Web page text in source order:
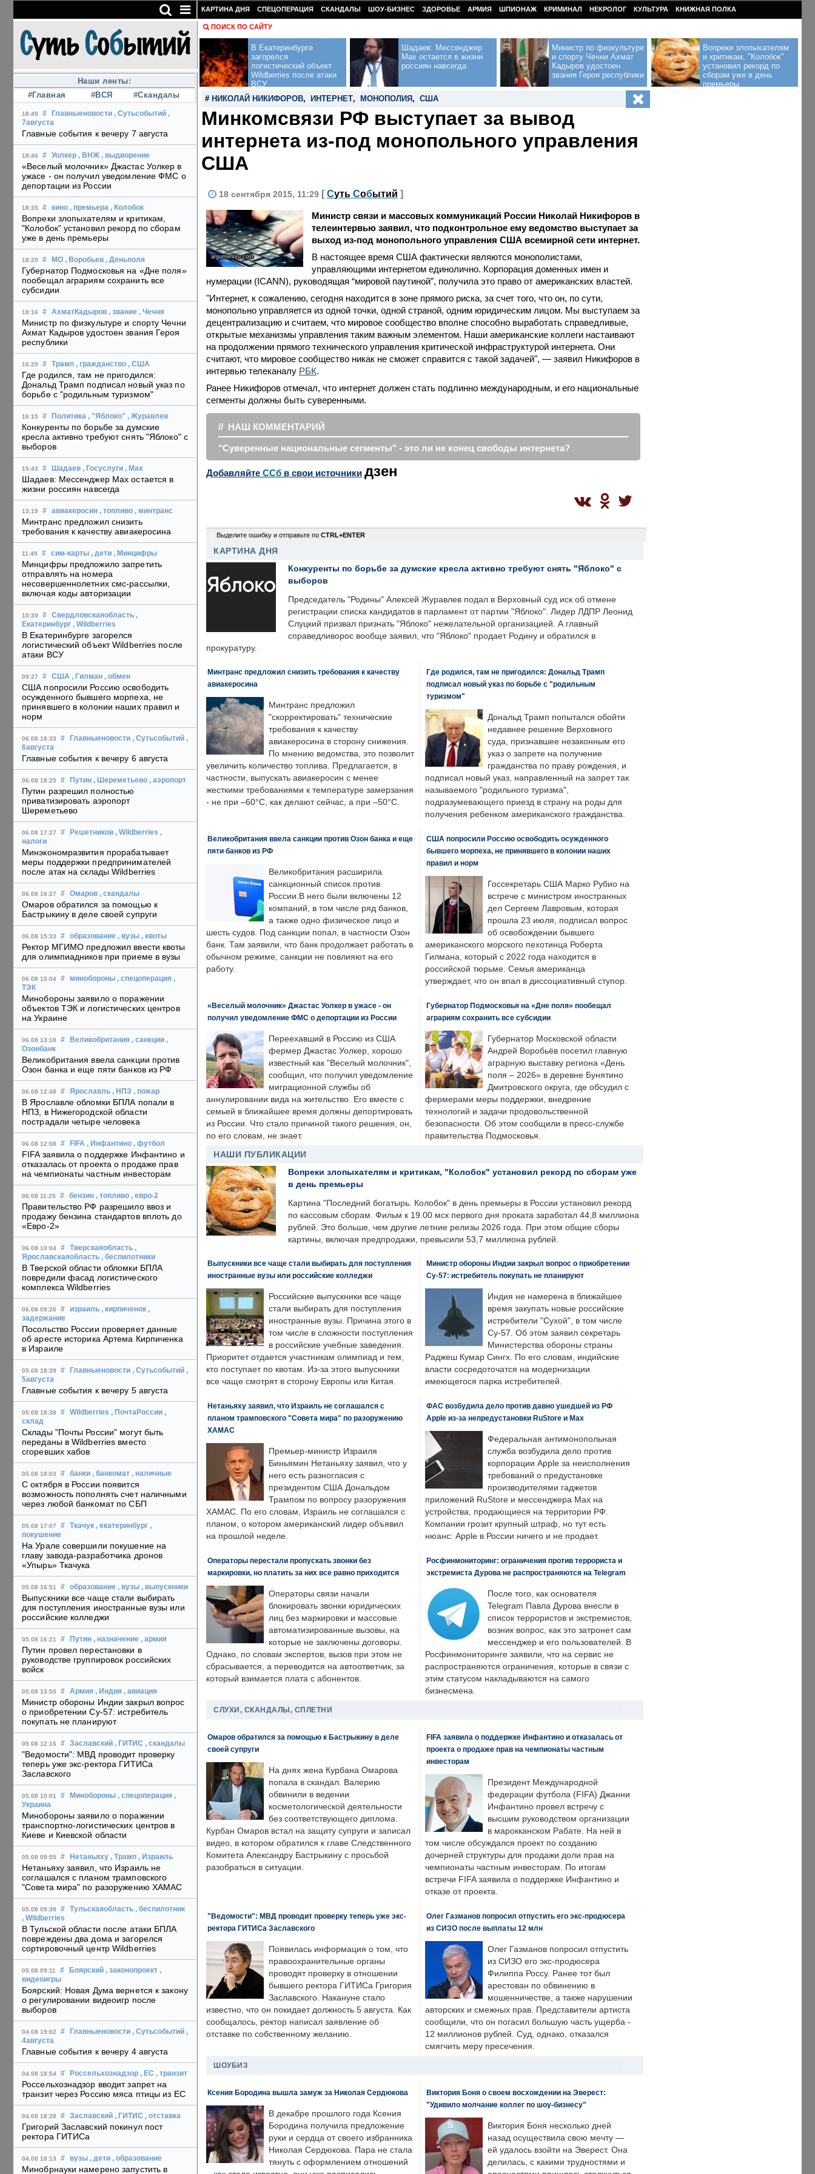
Наши ленты:
#Главная
#ВСЯ #Скандалы
18:49 # Главныеновости , Сутьсобытий ,
7августа
Главные события к вечеру 7 августа
18:46 # Уолкер , ВНЖ , выдворение
«Веселый молочник» Джастас Уолкер в
ужасе - он получил уведомление ФМС о
депортации из России
18:35 # кино , премьера , Колобок
Вопреки злопыхателям и критикам,
"Колобок" установил рекорд по сборам
уже в день премьеры
18:29 # МО , Воробьев , Деньполя
Губернатор Подмосковья на «Дне поля»
пообещал аграриям сохранить все
субсидии
18:16 # АхматКадыров , звание , Чечня
Министр по физкультуре и спорту Чечни
Ахмат Кадыров удостоен звания Героя
республики
16:29 # Трамп , гражданство , США
Где родился, там не пригодился:
Дональд Трамп подписал новый указ по
борьбе с "родильным туризмом"
16:15 # Политика , "Яблоко" , Журавлев
Конкуренты по борьбе за думские
кресла активно требуют снять "Яблоко" с
выборов
15:43 # Шадаев , Госуслуги , Max
Шадаев: Мессенджер Max остается в
жизни россиян навсегда
13:19 # авиакеросин , топливо , минтранс
Минтранс предложил снизить
требования к качеству авиакеросина
11:49 # сим-карты , дети , Минцифры
Минцифры предложило запретить
отправлять на номера
несовершеннолетних смс-рассылки,
включая коды авторизации
10:39 # Свердловскаяобласть ,
Екатеринбург , Wildberries
В Екатеринбурге загорелся
логистический объект Wildberries после
атаки ВСУ
09:27 # США , Гилман , обмен
США попросили Россию освободить
осужденного бывшего морпеха, не
принявшего в колонии наших правил и
норм
06.08 18:33 # Главныеновости , Сутьсобытий ,
6августа
Главные события к вечеру 6 августа
06.08 18:25 # Путин , Шереметьево , аэропорт
Путин разрешил полностью
приватизировать аэропорт
Шереметьево
06.08 17:27 # Решетников , Wildberries ,
налоги
Минэкономразвития прорабатывает
меры поддержки предпринимателей
после атак на склады Wildberries
06.08 16:27 # Омаров , скандалы
Омаров обратился за помощью к
Бастрыкину в деле своей супруги
06.08 15:33 # образование , вузы , квоты
Ректор МГИМО предложил ввести квоты
для олимпиадников при приеме в вузы
06.08 15:04 # минобороны , спецоперация ,
ТЭК
Минобороны заявило о поражении
объектов ТЭК и логистических центров
на Украине
06.08 13:18 # Великобритания , санкции ,
Озонбанк
Великобритания ввела санкции против
Озон банка и еще пяти банков из РФ
06.08 12:48 # Ярославль , НПЗ , пожар
В Ярославле обломки БПЛА попали в
НПЗ, в Нижегородской области
пострадали четыре человека
06.08 12:08 # FIFA , Инфантино , футбол
FIFA заявила о поддержке Инфантино и
отказалась от проекта о продаже прав
на чемпионаты частным инвесторам
06.08 11:25 # бензин , топливо , евро-2
Правительство РФ разрешило ввоз и
продажу бензина стандартов вплоть до
«Евро-2»
06.08 10:04 # Тверскаяобласть ,
Ярославскаяобласть , беспилотники
В Тверской области обломки БПЛА
повредили фасад логистического
комплекса Wildberries
06.08 09:26 # израиль , кирпиченок ,
задержание
Посольство России проверяет данные
об аресте историка Артема Кирпиченка
в Израиле
05.08 18:39 # Главныеновости , Сутьсобытий ,
5августа
Главные события к вечеру 5 августа
05.08 18:38 # Wildberries , ПочтаРоссии ,
склад
Склады "Почты России" могут быть
переданы в Wildberries вместо
сгоревших хабов
05.08 18:03 # банки , банкомат , наличные
С октября в России появится
возможность пополнять счет наличными
через любой банкомат по СБП
05.08 17:07 # Ткачук , екатеринбург ,
покушение
На Урале совершили покушение на
главу завода-разработчика дронов
«Упырь» Ткачука
05.08 16:51 # образование , вузы , выпускники
Выпускники все чаще стали выбирать
для поступления иностранные вузы или
российские колледжи
05.08 16:21 # Путин , назначение , армия
Путин провел перестановки в
руководстве группировок российских
войск
05.08 13:55 # Армия , Индия , авиация
Министр обороны Индии закрыл вопрос
о приобретении Су-57: истребитель
покупать не планируют
05.08 12:16 # Заславский , ГИТИС , скандалы
"Ведомости": МВД проводит проверку
теперь уже экс-ректора ГИТИСа
Заславского
05.08 10:01 # Минобороны , спецоперация ,
Украина
Минобороны заявило о поражении
транспортно-логистических центров в
Киеве и Киевской области
05.08 09:55 # Нетаньяху , Трамп , Израиль
Нетаньяху заявил, что Израиль не
соглашался с планом трамповского
"Совета мира" по разоружению ХАМАС
05.08 09:38 # Тульскаяобласть , беспилотник
, Wildberries
В Тульской области после атаки БПЛА
повреждены два дома и загорелся
сортировочный центр Wildberries
05.08 09:11 # Боярский , законопроект ,
видеоигры
Боярский: Новая Дума вернется к закону
о регулировании видеоигр после
выборов
04.08 19:02 # Главныеновости , Сутьсобытий ,
4августа
Главные события к вечеру 4 августа
04.08 18:54 # Россельхознадзор , ЕС , транзит
Россельхознадзор вводит запрет на
транзит через Россию мяса птицы из ЕС
04.08 18:28 # Заславский , ГИТИС , отставка
Григорий Заславский покинул пост
ректора ГИТИСа
04.08 18:13 # вузы , дети , образование
Минобрнауки намерено запустить в
КАРТИНА ДНЯ СПЕЦОПЕРАЦИЯ СКАНДАЛЫ ШОУ-БИЗНЕС ЗДОРОВЬЕ АРМИЯ ШПИОНАЖ КРИМИНАЛ НЕКРОЛОГ КУЛЬТУРА КНИЖНАЯ ПОЛКА
ПОИСК ПО САЙТУ
В Екатеринбурге
загорелся
логистический объект
Wildberries после атаки
ВСУ
Шадаев: Мессенджер
Max остается в жизни
россиян навсегда
Министр по физкультуре
и спорту Чечни Ахмат
Кадыров удостоен
звания Героя республики
Вопреки злопыхателям
и критикам, "Колобок"
установил рекорд по
сборам уже в день
премьеры
# НИКОЛАЙ НИКИФОРОВ, ИНТЕРНЕТ, МОНОПОЛИЯ , США
Минкомсвязи РФ выступает за вывод
интернета из-под монопольного управления
США
18 сентября 2015, 11:29 [ Суть Событий ]
argumentiru.com
Министр связи и массовых коммуникаций России Николай Никифоров в
телеинтервью заявил, что подконтрольное ему ведомство выступает за
выход из-под монопольного управления США всемирной сети интернет.
В настоящее время США фактически являются монополистами,
управляющими интернетом единолично. Корпорация доменных имен и
нумерации (ICANN), руководящая “мировой паутиной”, получила это право от американских властей.
"Интернет, к сожалению, сегодня находится в зоне прямого риска, за счет того, что он, по сути,
монопольно управляется из одной точки, одной страной, одним юридическим лицом. Мы выступаем за
децентрализацию и считаем, что мировое сообщество вполне способно выработать справедливые,
открытые механизмы управления таким важным элементом. Наши американские коллеги настаивают
на продолжении прямого технического управления критической инфраструктурой интернета. Они
считают, что мировое сообщество никак не сможет справится с такой задачей", — заявил Никифоров в
интервью телеканалу РБК.
Ранее Никифоров отмечал, что интернет должен стать подлинно международным, и его национальные
сегменты должны быть суверенными.
// НАШ КОММЕНТАРИЙ
"Суверенные национальные сегменты" - это ли не конец свободы интернета?
Добавляйте CСб в свои источники дзен
Выделите ошибку и отправьте по CTRL+ENTER
КАРТИНА ДНЯ
Конкуренты по борьбе за думские кресла активно требуют снять "Яблоко" с
выборов
Председатель "Родины" Алексей Журавлев подал в Верховный суд иск об отмене
регистрации списка кандидатов в парламент от партии "Яблоко". Лидер ЛДПР Леонид
Слуцкий призвал признать "Яблоко" нежелательной организацией. А главный
справедливорос вообще заявил, что "Яблоко" продает Родину и обратился в
прокуратуру.
Минтранс предложил снизить требования к качеству
авиакеросина
Минтранс предложил
"скорректировать" технические
требования к качеству
авиакеросина в сторону снижения.
По мнению ведомства, это позволит
увеличить количество топлива. Предлагается, в
частности, выпускать авиакеросин с менее
жесткими требованиями к температуре замерзания
- не при –60°C, как делают сейчас, а при –50°C.
Где родился, там не пригодился: Дональд Трамп
подписал новый указ по борьбе с "родильным
туризмом"
Дональд Трамп попытался обойти
недавнее решение Верховного
суда, признавшее незаконным его
указ о запрете на получение
гражданства по праву рождения, и
подписал новый указ, направленный на запрет так
называемого "родильного туризма",
подразумевающего приезд в страну на роды для
получения ребенком американского гражданства.
Великобритания ввела санкции против Озон банка и еще
пяти банков из РФ
Великобритания расширила
санкционный список против
России.В него были включены 12
компаний, в том числе ряд банков,
а также одно физическое лицо и
шесть судов. Под санкции попал, в частности Озон
банк. Там заявили, что банк продолжает работать в
обычном режиме, санкции не повлияют на его
работу.
США попросили Россию освободить осужденного
бывшего морпеха, не принявшего в колонии наших
правил и норм
Госсекретарь США Марко Рубио на
встрече с министром иностранных
дел Сергеем Лавровым, которая
прошла 23 июля, подписал вопрос
об освобождении бывшего
американского морского пехотинца Роберта
Гилмана, который с 2022 года находится в
российской тюрьме. Семья американца
утверждает, что он впал в диссоциативный ступор.
«Веселый молочник» Джастас Уолкер в ужасе - он
получил уведомление ФМС о депортации из России
Переехавший в Россию из США
фермер Джастас Уолкер, хорошо
известный как "Веселый молочник",
сообщил, что получил уведомление
миграционной службы об
аннулировании вида на жительство. Его вместе с
семьей в ближайшее время должны депортировать
из России. Что стало причиной такого решения, он,
по его словам, не знает.
Губернатор Подмосковья на «Дне поля» пообещал
аграриям сохранить все субсидии
Губернатор Московской области
Андрей Воробьёв посетил главную
аграрную выставку региона «День
поля – 2026» в деревне Бунятино
Дмитровского округа, где обсудил с
фермерами меры поддержки, внедрение
технологий и задачи продовольственной
безопасности. Об этом сообщили в пресс-службе
правительства Подмосковья.
НАШИ ПУБЛИКАЦИИ
Вопреки злопыхателям и критикам, "Колобок" установил рекорд по сборам уже
в день премьеры
Картина "Последний богатырь. Колобок" в день премьеры в России установил рекорд
по кассовым сборам. Фильм к 19.00 мск первого дня проката заработал 44,8 миллиона
рублей. Это больше, чем другие летние релизы 2026 года. При этом общие сборы
картины, включая предпродажи, превысили 53,7 миллиона рублей.
Выпускники все чаще стали выбирать для поступления
иностранные вузы или российские колледжи
Российские выпускники все чаще
стали выбирать для поступления
иностранные вузы. Причина этого в
том числе в сложности поступления
в российские учебные заведения.
Приоритет отдается участникам олимпиад и тем,
кто поступает по квотам. Из-за этого выпускники
все чаще смотрят в сторону Европы или Китая.
Министр обороны Индии закрыл вопрос о приобретении
Су-57: истребитель покупать не планируют
Индия не намерена в ближайшее
время закупать новые российские
истребители "Сухой", в том числе
Су-57. Об этом заявил секретарь
Министерства обороны страны
Раджеш Кумар Сингх. По его словам, индийские
власти сосредоточатся на модернизации
имеющегося парка истребителей.
Нетаньяху заявил, что Израиль не соглашался с
планом трамповского "Совета мира" по разоружению
ХАМАС
Премьер-министр Израиля
Биньямин Нетаньяху заявил, что у
него есть разногласия с
президентом США Дональдом
Трампом по вопросу разоружения
ХАМАС. По его словам, Израиль не соглашался с
планом, о котором американский лидер объявил
на прошлой неделе.
ФАС возбудила дело против давно ушедшей из РФ
Apple из-за непредустановки RuStore и Max
Федеральная антимонопольная
служба возбудила дело против
корпорации Apple за неисполнения
требований о предустановке
производителями гаджетов
приложений RuStore и мессенджера Max на
устройства, продающиеся на территории РФ.
Компании грозит крупный штраф, но тут есть
нюанс: Apple в России ничего и не продает.
Операторы перестали пропускать звонки без
маркировки, но платить за них все равно приходится
Операторы связи начали
блокировать звонки юридических
лиц без маркировки и массовые
автоматизированные вызовы, на
которые не заключены договоры.
Однако, по словам экспертов, вызов при этом не
сбрасывается, а переводится на автоответчик, за
который взимается плата с абонентов.
Росфинмониторинг: ограничения против террориста и
экстремиста Дурова не распространяются на Telegram
После того, как основателя
Telegram Павла Дурова внесли в
список террористов и экстремистов,
возник вопрос, как это затронет сам
мессенджер и его пользователей. В
Росфинмониторинге заявили, что на сервис не
распространяются ограничения, которые в связи с
этим статусом накладываются на самого
бизнесмена.
СЛУХИ, СКАНДАЛЫ, СПЛЕТНИ
Омаров обратился за помощью к Бастрыкину в деле
своей супруги
На днях жена Курбана Омарова
попала в скандал. Валерию
обвинили в ведении
косметологической деятельности
без соответствующего диплома.
Курбан Омаров встал на защиту супруги и записал
видео, в котором обратился к главе Следственного
Комитета Александру Бастрыкину с просьбой
разобраться в ситуации.
FIFA заявила о поддержке Инфантино и отказалась от
проекта о продаже прав на чемпионаты частным
инвесторам
Президент Международной
федерации футбола (FIFA) Джанни
Инфантино провел встречу с
высшим руководством организации
в марокканском Рабате. На ней в
том числе обсуждался проект по созданию
дочерней структуры для продажи доли прав на
чемпионаты частным инвесторам. По итогам
встречи FIFA заявила о поддержке Инфантино и
отказе от проекта.
"Ведомости": МВД проводит проверку теперь уже экс-
ректора ГИТИСа Заславского
Появилась информация о том, что
правоохранительные органы
проводят проверку в отношении
бывшего ректора ГИТИСа Григория
Заславского. Накануне стало
известно, что он покидает должность 5 августа. Как
сообщалось, ректор написал заявление об
отставке по собственному желанию.
Олег Газманов попросил отпустить его экс-продюсера
из СИЗО после выплаты 12 млн
Олег Газманов попросил отпустить
из СИЗО его экс-продюсера
Филиппа Россу. Ранее тот был
арестован по обвинению в
мошенничестве, а также нарушении
авторских и смежных прав. Представители артиста
сообщили, что он погасил большую часть ущерба -
12 миллионов рублей. Суд, однако, отказался
смягчить меру пресечения.
ШОУБИЗ
Ксения Бородина вышла замуж за Николая Сердюкова
В декабре прошлого года Ксения
Бородина получила предложение
руки и сердца от своего избранника
Николая Сердюкова. Пара не стала
тянуть с оформлением отношений
Виктория Боня о своем восхождении на Эверест:
"Удивило молчание коллег по шоу-бизнесу"
Виктория Боня несколько дней
назад осуществила свою мечту —
ей удалось взойти на Эверест. Она
делилась, с какими трудностями и